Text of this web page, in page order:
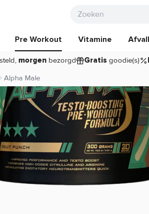
Pre Workout Vitamine
morgenbezorgd Gratisgoodie(s)
Alpha Male